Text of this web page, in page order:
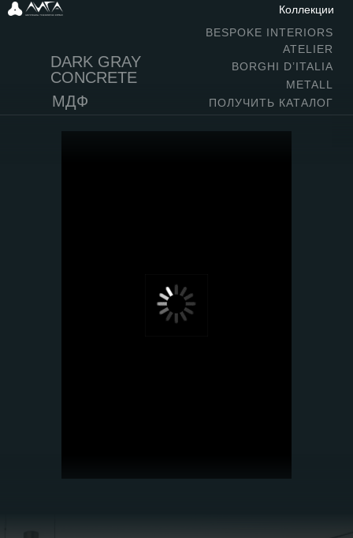
Коллекции
ATELIER
BESPOKE INTERIORS
BORGHI D’ITALIA
METALL
ПОЛУЧИТЬ КАТАЛОГ
DARK GRAY
CONCRETE
МДФ